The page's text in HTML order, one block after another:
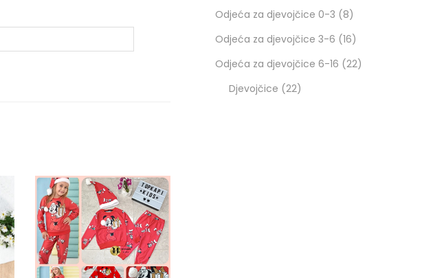
Odjeća za djevojčice 0-3
8
Odjeća za djevojčice 3-6 16
Odjeća za djevojčice 6-16 22
Djevojčice 22